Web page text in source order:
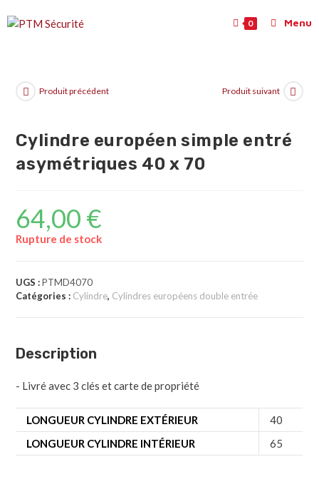
0 Menu
Produit précédent Produit suivant
Cylindre européen simple entré
asymétriques 40 x 70
64,00 €
Rupture de stock
UGS :PTMD4070
Catégories : Cylindre, Cylindres européens double entrée
Description
- Livré avec 3 clés et carte de propriété
LONGUEUR CYLINDRE EXTÉRIEUR
40
LONGUEUR CYLINDRE INTÉRIEUR
65